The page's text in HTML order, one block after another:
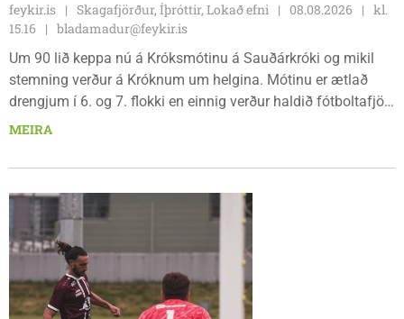
feykir.is Skagafjörður, Íþróttir, Lokað efni 08.08.2026
kl.
15.16
bladamadur@feykir.is
Um 90 lið keppa nú á Króksmótinu á Sauðárkróki og mikil
stemning verður á Króknum um helgina. Mótinu er ætlað
drengjum í 6. og 7. flokki en einnig verður haldið fótboltafjör
fyrir yngri systkini. Mótið hófst í gær, föstudaginn 7. ágúst
MEIRA